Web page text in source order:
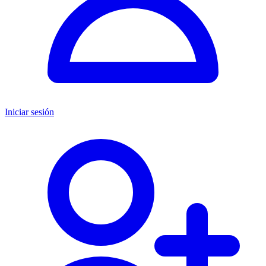
Iniciar sesión